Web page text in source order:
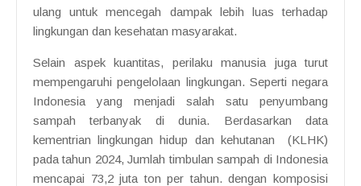
ulang untuk mencegah dampak lebih luas terhadap
lingkungan dan kesehatan masyarakat.
Selain aspek kuantitas, perilaku manusia juga turut
mempengaruhi pengelolaan lingkungan. Seperti negara
Indonesia yang menjadi salah satu penyumbang
sampah terbanyak di dunia. Berdasarkan data
kementrian lingkungan hidup dan kehutanan (KLHK)
pada tahun 2024, Jumlah timbulan sampah di Indonesia
mencapai 73,2 juta ton per tahun. dengan komposisi